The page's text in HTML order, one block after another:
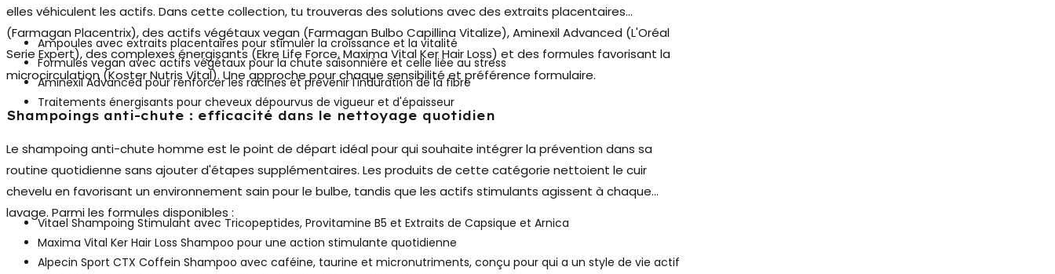
elles véhiculent les actifs. Dans cette collection, tu trouveras des solutions avec des extraits placentaires
(Farmagan Placentrix), des actifs végétaux vegan (Farmagan Bulbo Capillina Vitalize), Aminexil Advanced (L'Oréal
Serie Expert), des complexes énergisants (Ekre Life Force, Maxima Vital Ker Hair Loss) et des formules favorisant la
microcirculation (Koster Nutris Vital). Une approche pour chaque sensibilité et préférence formulaire.
Ampoules avec extraits placentaires pour stimuler la croissance et la vitalité
Formules vegan avec actifs végétaux pour la chute saisonnière et celle liée au stress
Aminexil Advanced pour renforcer les racines et prévenir l'induration de la fibre
Traitements énergisants pour cheveux dépourvus de vigueur et d'épaisseur
Shampoings anti-chute : efficacité dans le nettoyage quotidien
Le shampoing anti-chute homme est le point de départ idéal pour qui souhaite intégrer la prévention dans sa
routine quotidienne sans ajouter d'étapes supplémentaires. Les produits de cette catégorie nettoient le cuir
chevelu en favorisant un environnement sain pour le bulbe, tandis que les actifs stimulants agissent à chaque
lavage. Parmi les formules disponibles :
Vitael Shampoing Stimulant avec Tricopeptides, Provitamine B5 et Extraits de Capsique et Arnica
Maxima Vital Ker Hair Loss Shampoo pour une action stimulante quotidienne
Alpecin Sport CTX Coffein Shampoo avec caféine, taurine et micronutriments, conçu pour qui a un style de vie actif